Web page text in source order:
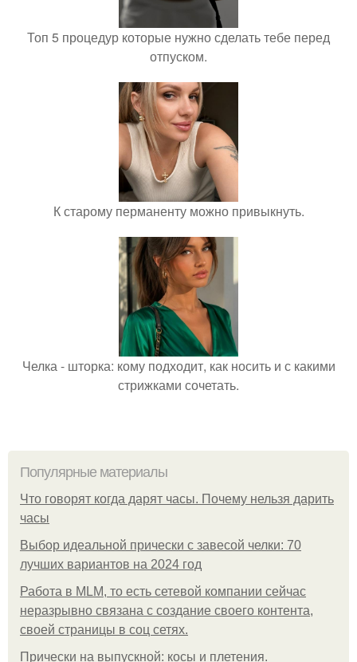
Топ 5 процедур которые нужно сделать тебе перед
отпуском.
К старому перманенту можно привыкнуть.
Челка - шторка: кому подходит, как носить и с какими
стрижками сочетать.
Популярные материалы
Что говорят когда дарят часы. Почему нельзя дарить
часы
Выбор идеальной прически с завесой челки: 70
лучших вариантов на 2024 год
Работа в MLM, то есть сетевой компании сейчас
неразрывно связана с создание своего контента,
своей страницы в соц сетях.
Прически на выпускной: косы и плетения.